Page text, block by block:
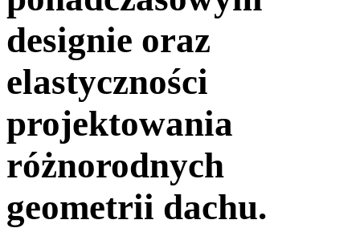
designie oraz
elastyczności
projektowania
różnorodnych
geometrii dachu.